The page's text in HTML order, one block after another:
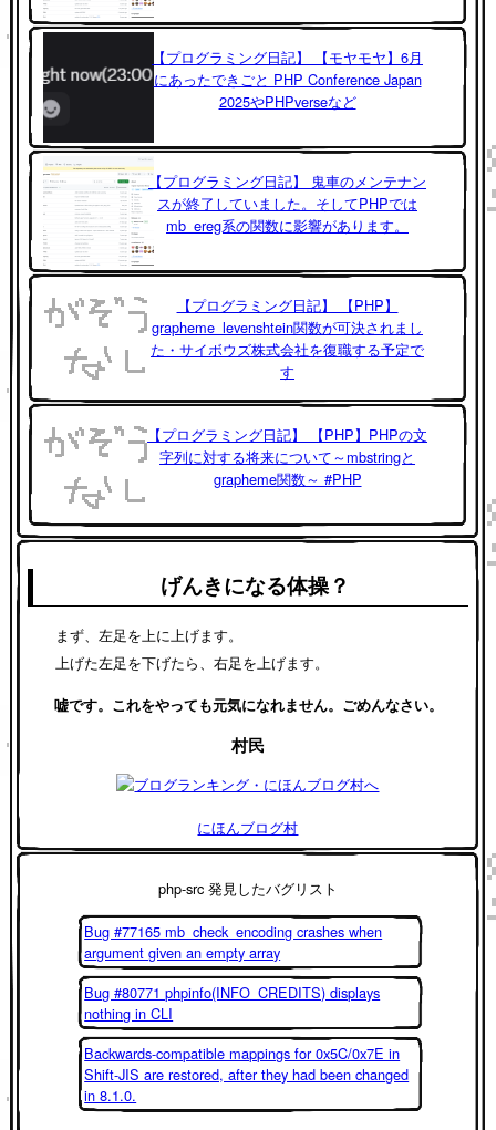
【プログラミング日記】 【モヤモヤ】6月
にあったできごと PHP Conference Japan
2025やPHPverseなど
【プログラミング日記】 鬼車のメンテナン
スが終了していました。そしてPHPでは
mb_ereg系の関数に影響があります。
【プログラミング日記】 【PHP】
grapheme_levenshtein関数が可決されまし
た・サイボウズ株式会社を復職する予定で
す
【プログラミング日記】 【PHP】PHPの文
字列に対する将来について～mbstringと
grapheme関数～ #PHP
げんきになる体操？
まず、左足を上に上げます。
上げた左足を下げたら、右足を上げます。
嘘です。これをやっても元気になれません。ごめんなさい。
村民
にほんブログ村
php-src 発見したバグリスト
Bug #77165 mb_check_encoding crashes when
argument given an empty array
Bug #80771 phpinfo(INFO_CREDITS) displays
nothing in CLI
Backwards-compatible mappings for 0x5C/0x7E in
Shift-JIS are restored, after they had been changed
in 8.1.0.